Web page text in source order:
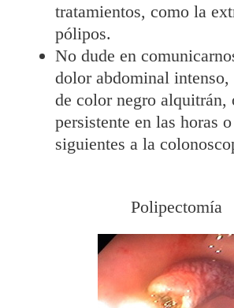
tratamientos, como la
pólipos.
No dude en
dolor abdominal intenso,
de color negro alquitrán,
persistente en las horas
siguientes a la
Polipectomía